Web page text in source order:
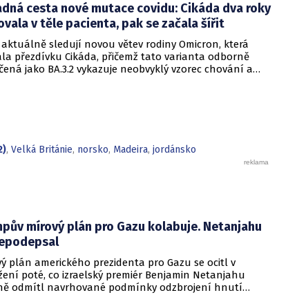
CNN varují, že příliš sebevědomá rétorika, kterou
za úmyslné šíření klidu, může mít opačný účinek a
úzkost ve společnosti, která má stále v živé paměti
covidu-19.
cesta nové mutace covidu: Cikáda dva roky
v těle pacienta, pak se začala šířit
aktuálně sledují novou větev rodiny Omicron, která
přezdívku Cikáda, přičemž tato varianta odborně
jako BA.3.2 vykazuje neobvyklý vzorec chování a
vynořit po letech strávených pod zemí.
, Velká Británie, norsko, Madeira, jordánsko
mírový plán pro Gazu kolabuje. Netanjahu
plán amerického prezidenta pro Gazu se ocitl v
poté, co izraelský premiér Benjamin Netanjahu
odmítl navrhované podmínky odzbrojení hnutí